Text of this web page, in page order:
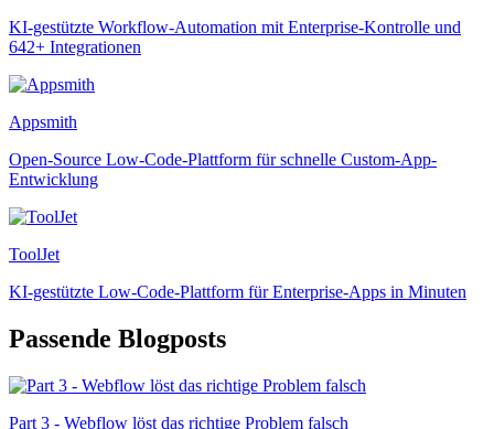
KI-gestützte Workflow-Automation mit Enterprise-Kontrolle und
642+ Integrationen
Appsmith
Open-Source Low-Code-Plattform für schnelle Custom-App-
Entwicklung
ToolJet
KI-gestützte Low-Code-Plattform für Enterprise-Apps in Minuten
Passende Blogposts
Part 3 - Webflow löst das richtige Problem falsch